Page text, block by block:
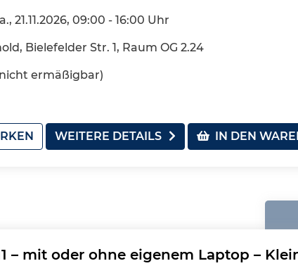
, 21.11.2026, 09:00 - 16:00 Uhr
Bielefelder Str. 1, Raum OG 2.24
ermäßigbar)
WEITERE DETAILS IN DEN
– mit oder ohne eigenem Laptop –